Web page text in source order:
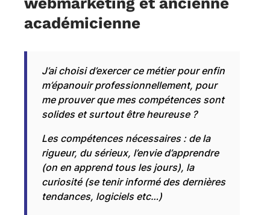
académicienne
J’ai choisi d’exercer ce métier pour enfin
m’épanouir professionnellement, pour
me prouver que mes compétences sont
solides et surtout être heureuse ?
Les compétences nécessaires : de la
rigueur, du sérieux, l’envie d’apprendre
(on en apprend tous les jours), la
curiosité (se tenir informé des dernières
tendances, logiciels etc…)